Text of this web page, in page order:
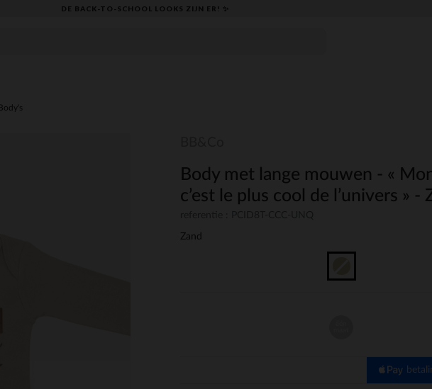
DE BACK-TO-SCHOOL LOOKS ZIJN ER! ✨
Body's
Body met lange mouwen - «
c’est le plus cool de l’univers » -
Zand